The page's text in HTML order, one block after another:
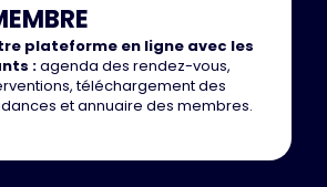
plateforme en ligne avec les
:agenda des rendez-vous,
téléchargement des
et annuaire des membres.